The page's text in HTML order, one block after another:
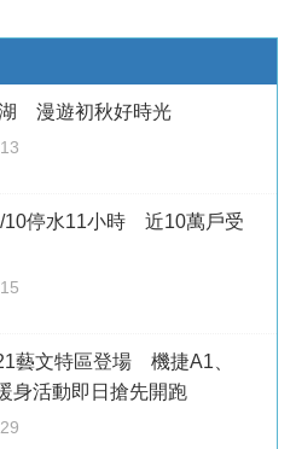
湖 漫遊初秋好時光
10停水11小時 近10萬戶受
藝文特區登場 機捷A1、
身活動即日搶先開跑